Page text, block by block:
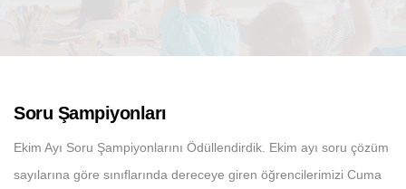
Soru Şampiyonları
Ekim Ayı Soru Şampiyonlarını Ödüllendirdik. Ekim ayı soru çözüm
sayılarına göre sınıflarında dereceye giren öğrencilerimizi Cuma